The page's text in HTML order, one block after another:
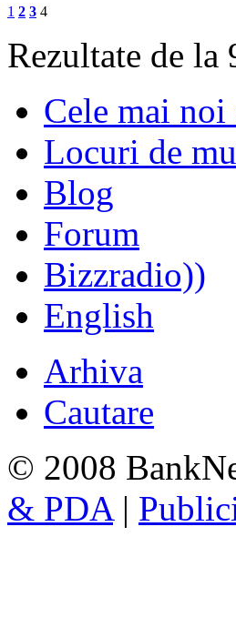
1 2 3 4
Rezultate de
Cele mai
Locuri de
Blog
Forum
Bizzradio))
English
Arhiva
Cautare
© 2008
& PDA|